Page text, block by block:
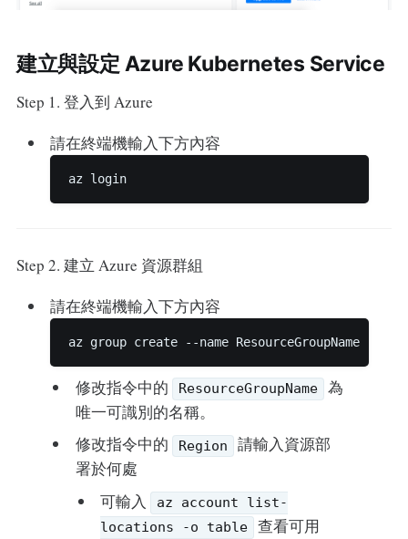
建立與設定 Azure Kubernetes Service
Step 1. 登入到 Azure
請在終端機輸入下方內容
Step 2. 建立 Azure 資源群組
請在終端機輸入下方內容
修改指令中的 ResourceGroupName
為
唯一可識別的名稱。
修改指令中的
Region
請輸入資源部
署於何處
可輸入
az account list-
locations -o table
查看可用